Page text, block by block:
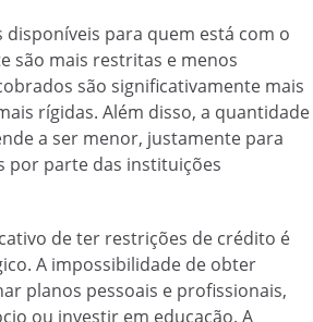
disponíveis para quem está com o
são mais restritas e menos
são significativamente mais
rígidas. Além disso, a quantidade
a ser menor, justamente para
por parte das instituições
de ter restrições de crédito é
A impossibilidade de obter
planos pessoais e profissionais,
ou investir em educação. A